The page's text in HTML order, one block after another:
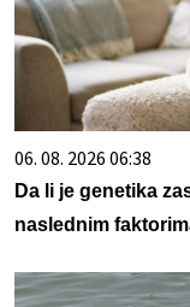
06. 08. 2026 06:38
Da li je genetika
naslednim